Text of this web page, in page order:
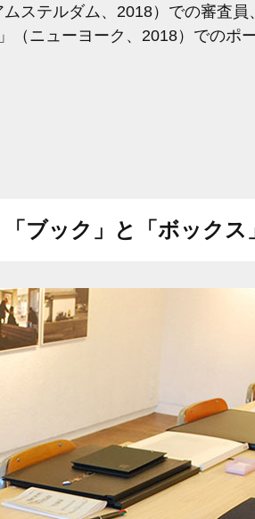
ムステルダム、2018）での審査
（ニューヨーク、2018）でのポ
「ブック」と「ボックス